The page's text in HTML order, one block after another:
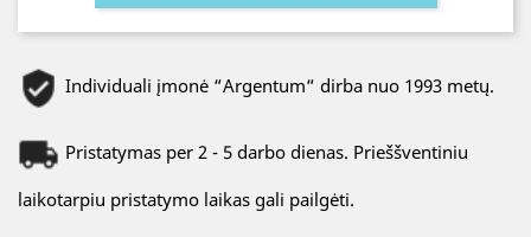
Individuali įmonė “Argentum“ dirba nuo 1993 metų.
Pristatymas per 2 - 5 darbo dienas. Prieššventiniu
laikotarpiu pristatymo laikas gali pailgėti.